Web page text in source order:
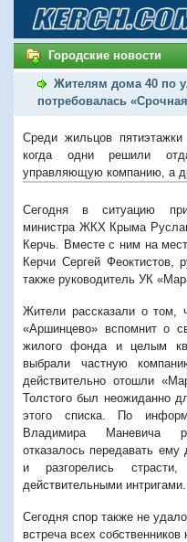
Городские новости
Жителям дома 40 по
потребовалась
Среди жильцов пятиэтажки
когда одни решили
управляющую компанию, а
Сегодня в ситуацию
министра ЖКХ Крыма
Керчь. Вместе с ним на
Керчи Сергей Феоктистов,
также руководитель УК
Жители рассказали о том,
«Аршинцево» вспомнит о
жилого фонда и целым
выбрали частную
действительно отошли
Толстого был неожиданно
этого списка. По
Владимира Маневича
отказалось передавать
и разгорелись
действительными интригами.
Сегодня спор также не
встреча всех